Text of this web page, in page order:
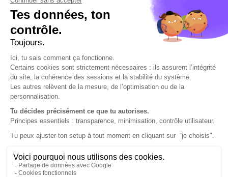
offre d’alternance
Tu fais cette demande en tant que…
Sélectionnez une option
Ton nom *
Ton prénom